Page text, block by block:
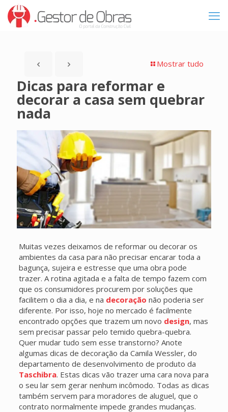
Mostrar tudo
Dicas para reformar e
decorar a casa sem quebrar
nada
Muitas vezes deixamos de reformar ou decorar os
ambientes da casa para não precisar encarar toda a
bagunça, sujeira e estresse que uma obra pode
trazer. A rotina agitada e a falta de tempo fazem com
que os consumidores procurem por soluções que
facilitem o dia a dia, e na decoração não poderia ser
diferente. Por isso, hoje no mercado é facilmente
encontrado opções que trazem um novo design, mas
sem precisar passar pelo temido quebra-quebra.
Quer mudar tudo sem esse transtorno? Anote
algumas dicas de decoração da Camila Wessler, do
departamento de desenvolvimento de produto da
Taschibra. Estas dicas vão trazer uma cara nova para
o seu lar sem gerar nenhum incômodo. Todas as dicas
também servem para moradores de aluguel, que o
contrato normalmente impede grandes mudanças.